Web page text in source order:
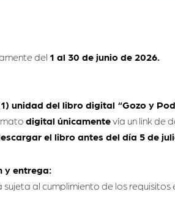
del 1 al 30 de junio de 2026.
unidad del libro digital “Gozo y
digital únicamentevía un link de
el libro antes del día 5de
y entrega:
al cumplimiento de los